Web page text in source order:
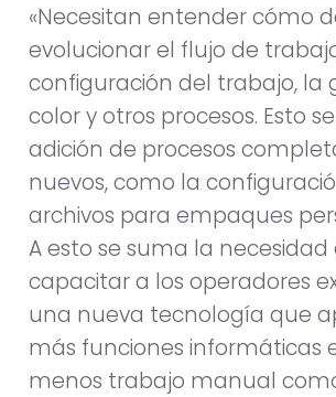
«Necesitan entender cómo
evolucionar el flujo de
configuración del trabajo, la
color y otros procesos. Esto
adición de procesos
nuevos, como la
archivos para empaques
A esto se suma la necesidad
capacitar a los operadores
una nueva tecnología que
más funciones informáticas
menos trabajo manual